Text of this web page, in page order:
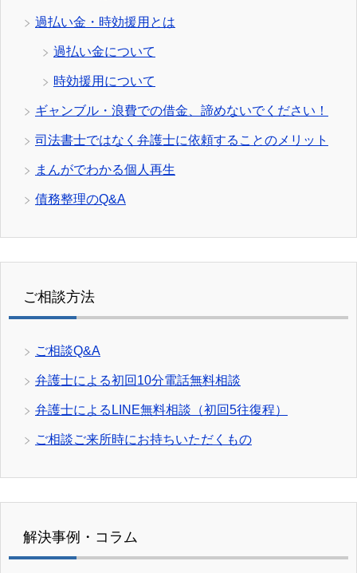
過払い金・時効援用とは
過払い金について
時効援用について
ギャンブル・浪費での借金、諦めないでください！
司法書士ではなく弁護士に依頼することのメリット
まんがでわかる個人再生
債務整理のQ&A
ご相談方法
ご相談Q&A
弁護士による初回10分電話無料相談
弁護士によるLINE無料相談（初回5往復程）
ご相談ご来所時にお持ちいただくもの
解決事例・コラム